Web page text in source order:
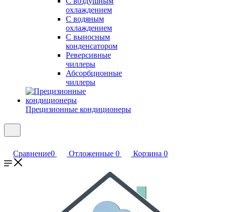
охлаждением
С водяным
охлаждением
С выносным
конденсатором
Реверсивные
чиллеры
Абсорбционные
чиллеры
Прецизионные кондиционеры
Сравнение0 Отложенные 0 Корзина 0